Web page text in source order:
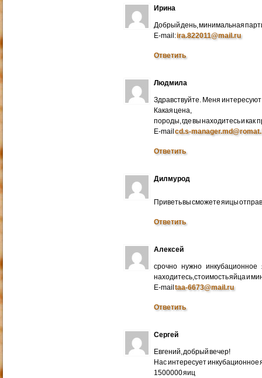
Ирина
Добрый день, минимальная
E-mail:ira.822011@mail.ru
Ответить
Людмила
Здравствуйте. Меня
Какая цена,
породы, где вы находитесь и как
E-mailcd.s-
Ответить
Дилмурод
Приветь вы сможете яицы
Ответить
Алексей
срочно нужно
находитесь,стоимость яйца и
E-mailtaa-6673@mail.ru
Ответить
Сергей
Евгений, добрый вечер!
Нас интересует инкубационное
1500000 яиц